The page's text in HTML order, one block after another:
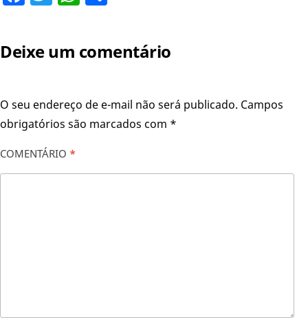
Deixe um comentário
O seu endereço de e-mail não será publicado. Campos
obrigatórios são marcados com *
COMENTÁRIO *